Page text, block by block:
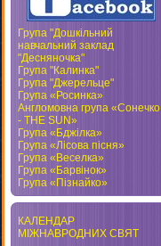
Група "Дошкільний
навчальний заклад
"Десняночка"
Група "Калинка"
Група "Джерельце"
Група «Росинка»
Англомовна група «Сонечко
- THE SUN»
Група «Бджілка»
Група «Лісова пісня»
Група «Веселка»
Група «Барвінок»
Група «Пізнайко»
КАЛЕНДАР
МІЖНАВРОДНИХ СВЯТ